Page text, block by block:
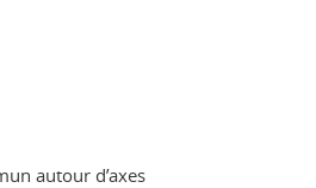
autour d’axes